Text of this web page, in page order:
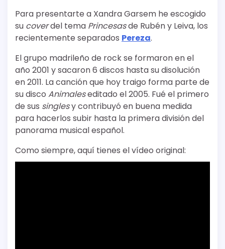
Para presentarte a Xandra Garsem he escogido
su coverdel tema Princesasde Rubén y Leiva, los
recientemente separados Pereza.
El grupo madrileño de rock se formaron en el
año 2001 y sacaron 6 discos hasta su disolución
en 2011. La canción que hoy traigo forma parte de
su disco Animaleseditado el 2005. Fué el primero
de sus singlesy contribuyó en buena medida
para hacerlos subir hasta la primera división del
panorama musical español.
Como siempre, aquí tienes el vídeo original: